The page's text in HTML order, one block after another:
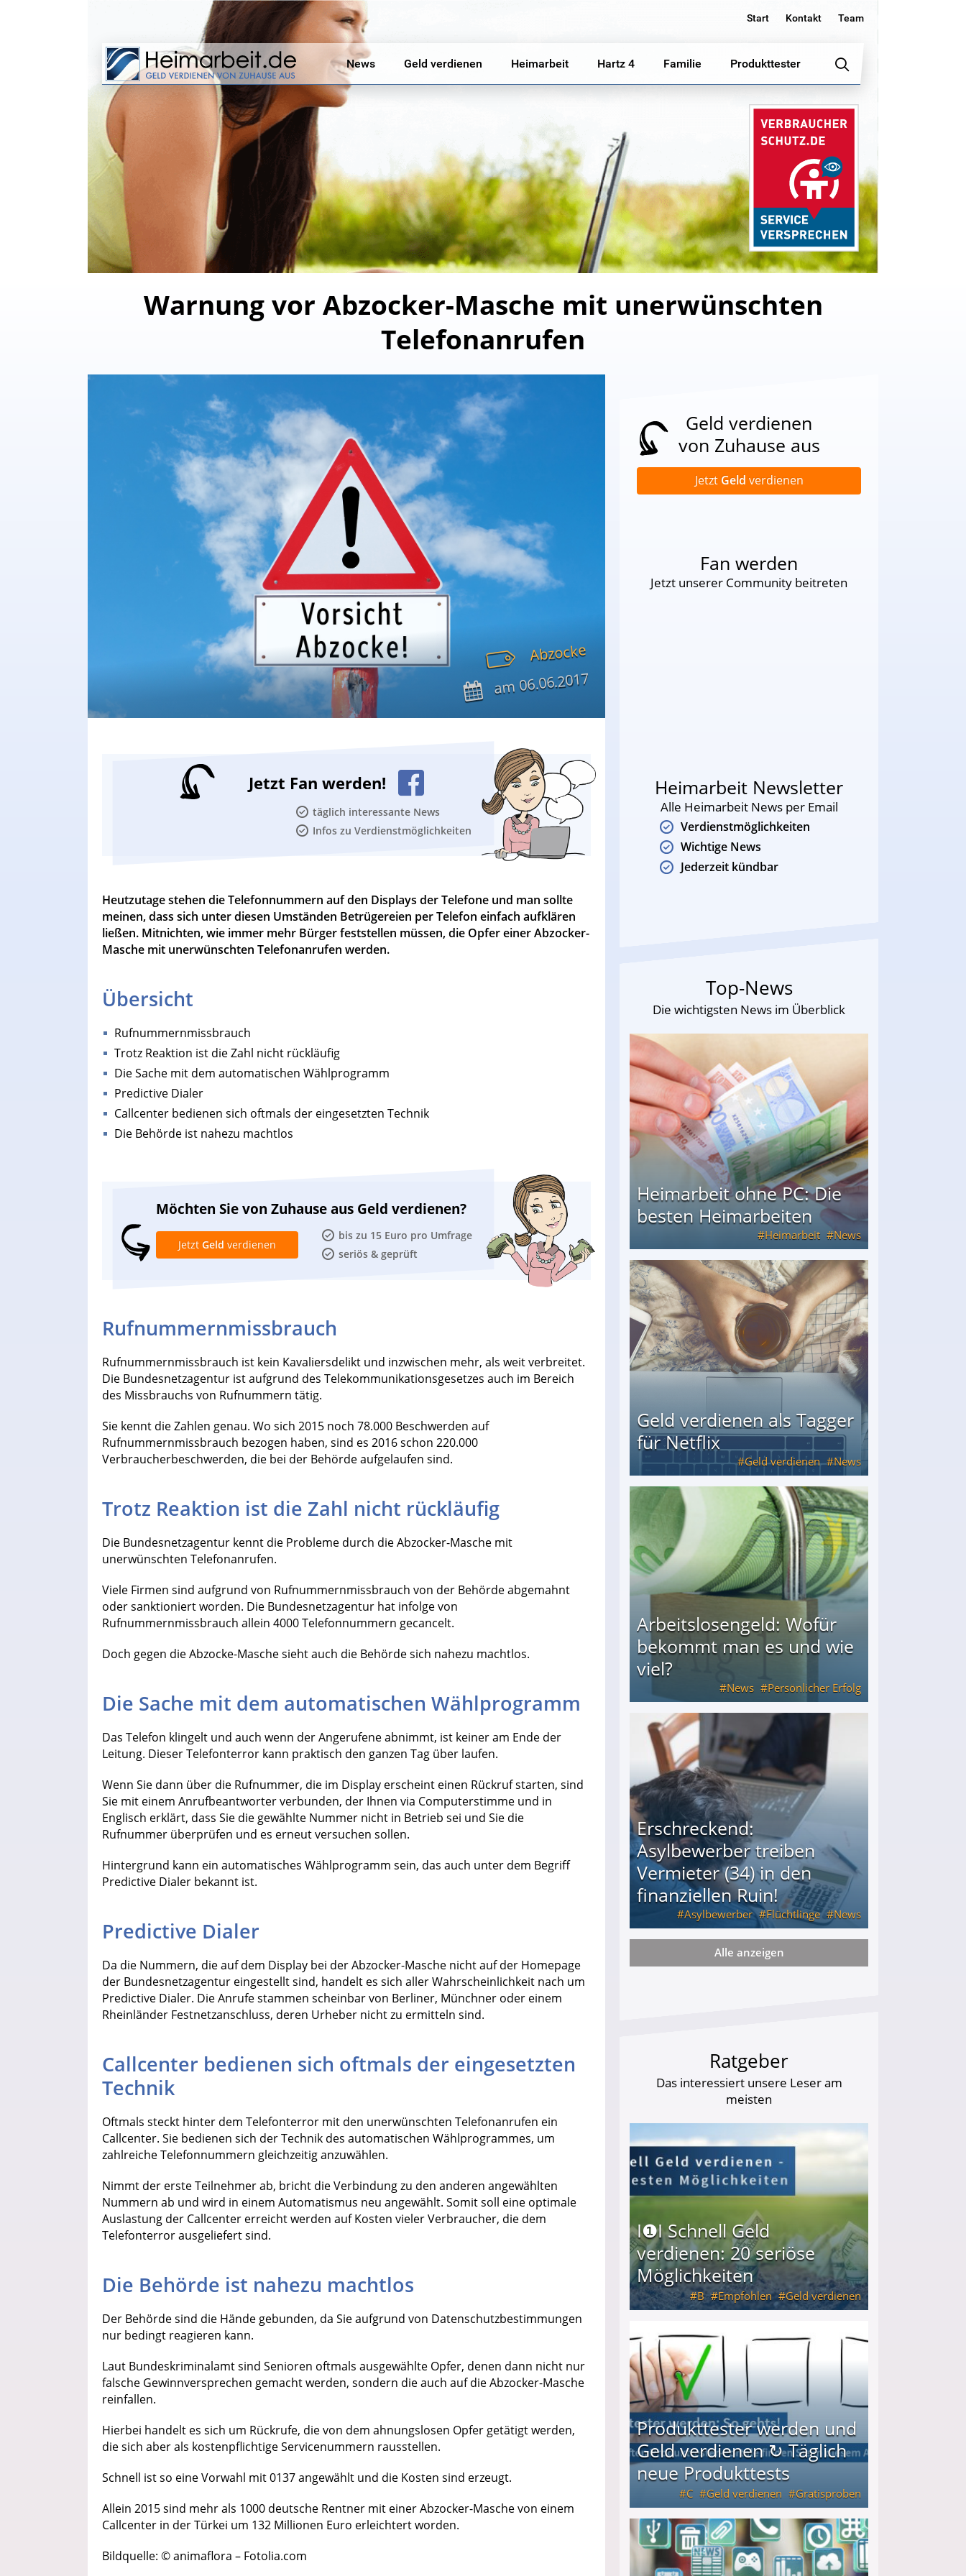
Start Kontakt Team
News Geld verdienen Heimarbeit Hartz 4 Familie Produkttester
Warnung vor Abzocker-Masche mit unerwünschten
Telefonanrufen
Abzocke
am06.06.2017
Jetzt Fan werden!
täglich interessante News
Infos zu Verdienstmöglichkeiten
Heutzutage stehen die Telefonnummern auf den Displays der Telefone und man sollte
meinen, dass sich unter diesen Umständen Betrügereien per Telefon einfach aufklären
ließen. Mitnichten, wie immer mehr Bürger feststellen müssen, die Opfer einer Abzocker-
Masche mit unerwünschten Telefonanrufen werden.
Übersicht
Rufnummernmissbrauch
Trotz Reaktion ist die Zahl nicht rückläufig
Die Sache mit dem automatischen Wählprogramm
Predictive Dialer
Callcenter bedienen sich oftmals der eingesetzten Technik
Die Behörde ist nahezu machtlos
Möchten Sie von Zuhause aus Geld verdienen?
bis zu 15 Euro pro Umfrage
seriös & geprüft
Jetzt Geld verdienen
Rufnummernmissbrauch
Rufnummernmissbrauch ist kein Kavaliersdelikt und inzwischen mehr, als weit verbreitet.
Die Bundesnetzagentur ist aufgrund des Telekommunikationsgesetzes auch im Bereich
des Missbrauchs von Rufnummern tätig.
Sie kennt die Zahlen genau. Wo sich 2015 noch 78.000 Beschwerden auf
Rufnummernmissbrauch bezogen haben, sind es 2016 schon 220.000
Verbraucherbeschwerden, die bei der Behörde aufgelaufen sind.
Trotz Reaktion ist die Zahl nicht rückläufig
Die Bundesnetzagentur kennt die Probleme durch die Abzocker-Masche mit
unerwünschten Telefonanrufen.
Viele Firmen sind aufgrund von Rufnummernmissbrauch von der Behörde abgemahnt
oder sanktioniert worden. Die Bundesnetzagentur hat infolge von
Rufnummernmissbrauch allein 4000 Telefonnummern gecancelt.
Doch gegen die Abzocke-Masche sieht auch die Behörde sich nahezu machtlos.
Die Sache mit dem automatischen Wählprogramm
Das Telefon klingelt und auch wenn der Angerufene abnimmt, ist keiner am Ende der
Leitung. Dieser Telefonterror kann praktisch den ganzen Tag über laufen.
Wenn Sie dann über die Rufnummer, die im Display erscheint einen Rückruf starten, sind
Sie mit einem Anrufbeantworter verbunden, der Ihnen via Computerstimme und in
Englisch erklärt, dass Sie die gewählte Nummer nicht in Betrieb sei und Sie die
Rufnummer überprüfen und es erneut versuchen sollen.
Hintergrund kann ein automatisches Wählprogramm sein, das auch unter dem Begriff
Predictive Dialer bekannt ist.
Predictive Dialer
Da die Nummern, die auf dem Display bei der Abzocker-Masche nicht auf der Homepage
der Bundesnetzagentur eingestellt sind, handelt es sich aller Wahrscheinlichkeit nach um
Predictive Dialer. Die Anrufe stammen scheinbar von Berliner, Münchner oder einem
Rheinländer Festnetzanschluss, deren Urheber nicht zu ermitteln sind.
Callcenter bedienen sich oftmals der eingesetzten
Technik
Oftmals steckt hinter dem Telefonterror mit den unerwünschten Telefonanrufen ein
Callcenter. Sie bedienen sich der Technik des automatischen Wählprogrammes, um
zahlreiche Telefonnummern gleichzeitig anzuwählen.
Nimmt der erste Teilnehmer ab, bricht die Verbindung zu den anderen angewählten
Nummern ab und wird in einem Automatismus neu angewählt. Somit soll eine optimale
Auslastung der Callcenter erreicht werden auf Kosten vieler Verbraucher, die dem
Telefonterror ausgeliefert sind.
Die Behörde ist nahezu machtlos
Der Behörde sind die Hände gebunden, da Sie aufgrund von Datenschutzbestimmungen
nur bedingt reagieren kann.
Laut Bundeskriminalamt sind Senioren oftmals ausgewählte Opfer, denen dann nicht nur
falsche Gewinnversprechen gemacht werden, sondern die auch auf die Abzocker-Masche
reinfallen.
Hierbei handelt es sich um Rückrufe, die von dem ahnungslosen Opfer getätigt werden,
die sich aber als kostenpflichtige Servicenummern rausstellen.
Schnell ist so eine Vorwahl mit 0137 angewählt und die Kosten sind erzeugt.
Allein 2015 sind mehr als 1000 deutsche Rentner mit einer Abzocker-Masche von einem
Callcenter in der Türkei um 132 Millionen Euro erleichtert worden.
Bildquelle: © animaflora – Fotolia.com
Geld verdienen
von Zuhause aus
Jetzt Geld verdienen
Fan werden
Jetzt unserer Community beitreten
Heimarbeit Newsletter
Alle Heimarbeit News per Email
Verdienstmöglichkeiten
Wichtige News
Jederzeit kündbar
Top-News
Die wichtigsten News im Überblick
Heimarbeit ohne PC: Die
besten Heimarbeiten
Heimarbeit News
Heimarbeit ohne PC: Die besten Heimarbeiten
Geld verdienen als Tagger
für Netflix
Geld verdienen News
Geld verdienen als Tagger für Netflix
Arbeitslosengeld: Wofür
bekommt man es und wie
viel?
News Persönlicher Erfolg
Arbeitslosengeld: Wofür bekommt man es und wie viel?
Erschreckend:
Asylbewerber treiben
Vermieter (34) in den
finanziellen Ruin!
Asylbewerber Flüchtlinge News
Erschreckend: Asylbewerber treiben Vermieter (34) in den finanziellen Ruin!
Alle anzeigen
Ratgeber
Das interessiert unsere Leser am
meisten
I❶I Schnell Geld
verdienen: 20 seriöse
Möglichkeiten
B Empfohlen Geld verdienen
I❶I Schnell Geld verdienen: 20 seriöse Möglichkeiten
Produkttester werden und
Geld verdienen ↻ Täglich
neue Produkttests
C Geld verdienen Gratisproben
Produkttester werden und Geld verdienen ↻ Täglich neue Produkttests